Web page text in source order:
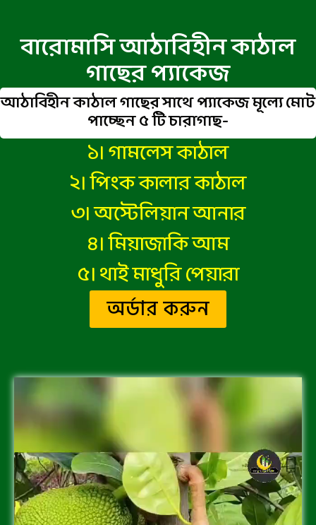
বারোমাসি আঠাবিহীন কাঠাল
গাছের প্যাকেজ
আঠাবিহীন কাঠাল গাছের সাথে প্যাকেজ মূল্যে মোট
পাচ্ছেন ৫ টি চারাগাছ-
১। গামলেস কাঠাল
২। পিংক কালার কাঠাল
৩। অস্টেলিয়ান আনার
৪। মিয়াজাকি আম
৫। থাই মাধুরি পেয়ারা
অর্ডার করুন